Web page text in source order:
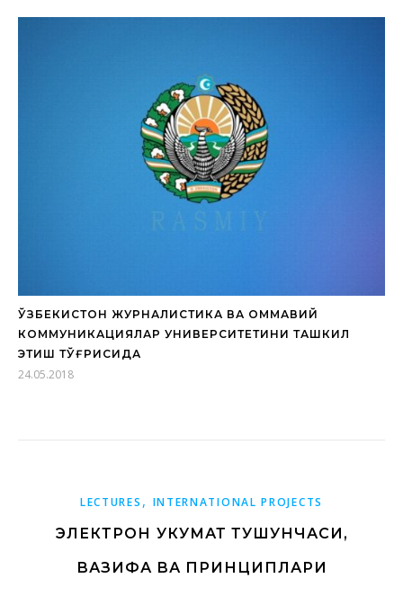
ЎЗБЕКИСТОН ЖУРНАЛИСТИКА ВА ОММАВИЙ
КОММУНИКАЦИЯЛАР УНИВЕРСИТЕТИНИ ТАШКИЛ
ЭТИШ ТЎҒРИСИДА
24.05.2018
LECTURES , INTERNATIONAL PROJECTS
ЭЛЕКТРОН ҲУКУМАТ ТУШУНЧАСИ,
ВАЗИФА ВА ПРИНЦИПЛАРИ